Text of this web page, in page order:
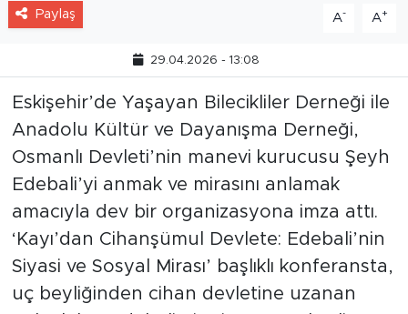
Paylaş A- A+
29.04.2026 - 13:08
Eskişehir’de Yaşayan Bilecikliler Derneği ile
Anadolu Kültür ve Dayanışma Derneği,
Osmanlı Devleti’nin manevi kurucusu Şeyh
Edebali’yi anmak ve mirasını anlamak
amacıyla dev bir organizasyona imza attı.
‘Kayı’dan Cihanşümul Devlete: Edebali’nin
Siyasi ve Sosyal Mirası’ başlıklı konferansta,
uç beyliğinden cihan devletine uzanan